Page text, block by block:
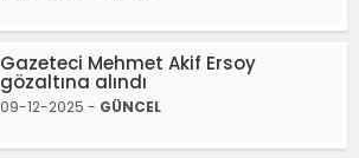
Gazeteci Mehmet Akif Ersoy
gözaltına alındı
09-12-2025 - GÜNCEL